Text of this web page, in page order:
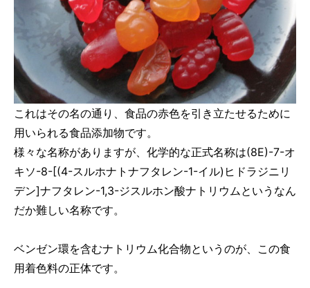
これはその名の通り、食品の赤色を引き立たせるために
用いられる食品添加物です。
様々な名称がありますが、化学的な正式名称は(8E)-7-オ
キソ-8-[(4-スルホナトナフタレン-1-イル)ヒドラジニリ
デン]ナフタレン-1,3-ジスルホン酸ナトリウムというなん
だか難しい名称です。
ベンゼン環を含むナトリウム化合物というのが、この食
用着色料の正体です。